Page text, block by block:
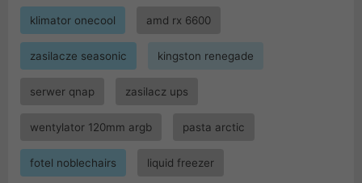
klimator onecool amd rx 6600
zasilacze seasonic kingston renegade
serwer qnap zasilacz ups
wentylator 120mm argb pasta arctic
fotel noblechairs liquid freezer